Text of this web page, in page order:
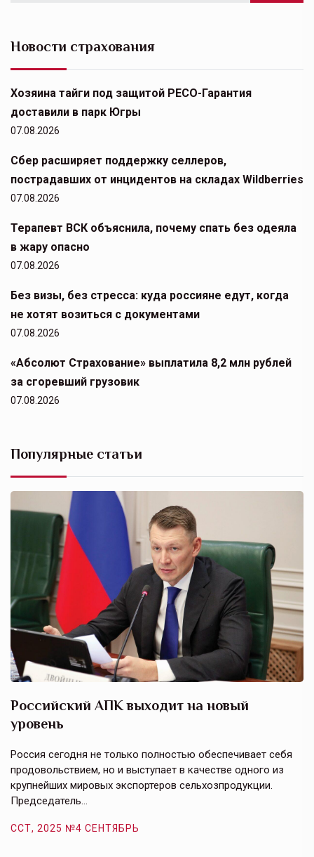
Новости страхования
Хозяина тайги под защитой РЕСО-Гарантия
доставили в парк Югры
07.08.2026
Сбер расширяет поддержку селлеров,
пострадавших от инцидентов на складах Wildberries
07.08.2026
Терапевт ВСК объяснила, почему спать без одеяла
в жару опасно
07.08.2026
Без визы, без стресса: куда россияне едут, когда
не хотят возиться с документами
07.08.2026
«Абсолют Страхование» выплатила 8,2 млн рублей
за сгоревший грузовик
07.08.2026
Популярные статьи
Российский АПК выходит на новый
уровень
Россия сегодня не только полностью обеспечивает себя
продовольствием, но и выступает в качестве одного из
крупнейших мировых экспортеров сельхозпродукции.
Председатель…
ССТ, 2025 №4 СЕНТЯБРЬ